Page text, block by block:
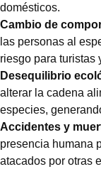
domésticos.
Cambio de
las personas al
riesgo para turistas
Desequilibrio
alterar la cadena
especies,
Accidentes y
presencia humana
atacados por otras